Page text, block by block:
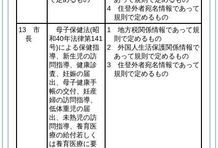
4 住登外者宛名情報であって
規則で定めるもの
13 市
長
母子保健法(昭
和40年法律第141
号)による保健指
導、新生児の訪
問指導、健康診
査、妊娠の届
出、母子健康手
帳の交付、妊産
婦の訪問指導、
低体重児の届
出、未熟児の訪
問指導、養育医
療の給付若しく
は養育医療に要
1 地方税関係情報であって規
則で定めるもの
2 外国人生活保護関係情報で
あって規則で定めるもの
3 住登外者宛名情報であって
規則で定めるもの